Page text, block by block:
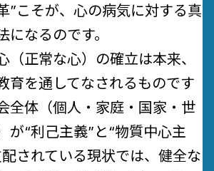
”こそが、心の病気に対する真
になるのです。
（正常な心）の確立は本来、
育を通してなされるものです
全体（個人・家庭・国家・世
が“利己主義”と“物質中心主
されている現状では、健全な